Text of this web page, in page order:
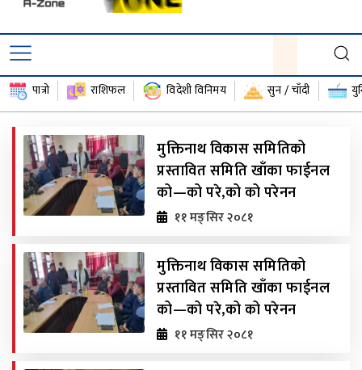
पात्रो राशिफल विदेशी विनिमय सुन / चाँदी
मुक्तिनाथ विकास समितिको
प्रस्तावित समिति खाँका फाईनल
को—को परे,को को परेनन
११ मङ्सिर २०८१
मुक्तिनाथ विकास समितिको
प्रस्तावित समिति खाँका फाईनल
को—को परे,को को परेनन
११ मङ्सिर २०८१